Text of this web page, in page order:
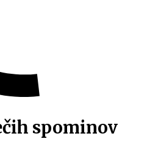
spominov